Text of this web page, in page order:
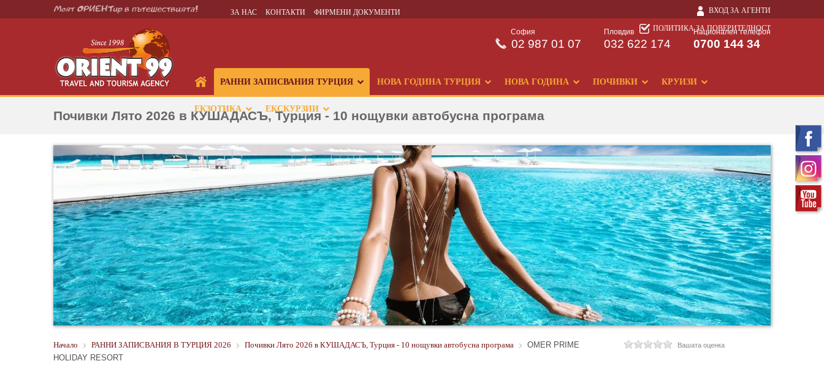
ЗА НАС КОНТАКТИ ФИРМЕНИ ДОКУМЕНТИ ВХОД ЗА АГЕНТИ
ПОЛИТИКА ЗА ПОВЕРИТЕЛНОСТ
Национален телефон
0700 144 34
Пловдив
032 622 174
София
02 987 01 07
РАННИ ЗАПИСВАНИЯ ТУРЦИЯ НОВА ГОДИНА ТУРЦИЯ НОВА ГОДИНА ПОЧИВКИ КРУИЗИ
ЕКЗОТИКА ЕКСКУРЗИИ
Почивки Лято 2026 в КУШАДАСЪ, Турция - 10 нощувки автобусна програма
Начало РАННИ ЗАПИСВАНИЯ В ТУРЦИЯ 2026 Почивки Лято 2026 в КУШАДАСЪ, Турция - 10 нощувки автобусна програма
OMER PRIME
HOLIDAY RESORT
Вашата оценка